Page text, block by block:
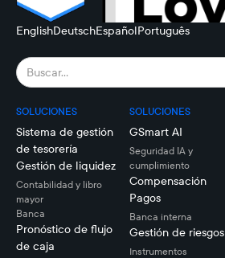
EnglishDeutschEspañolPortuguês
SOLUCIONES
Sistema de gestión
de tesorería
Gestión de liquidez
Contabilidad y libro
mayor
Banca
Pronóstico de flujo
de caja
SOLUCIONES
GSmart AI
Seguridad IA y
cumplimiento
Compensación
Pagos
Banca interna
Gestión de riesgos
Instrumentos